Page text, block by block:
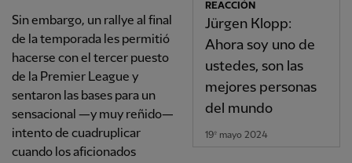
REACCIÓN
Jürgen Klopp:
Ahora soy uno de
ustedes, son las
mejores personas
del mundo
19º mayo 2024
Sin embargo, un rallye al final
de la temporada les permitió
hacerse con el tercer puesto
de la Premier League y
sentaron las bases para un
sensacional —y muy reñido—
intento de cuadruplicar
cuando los aficionados